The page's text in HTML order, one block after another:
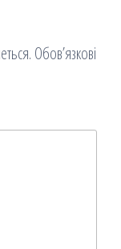
Обов’язкові